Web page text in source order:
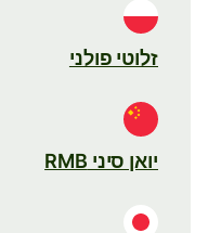
זלוטי פולני
יואן סיני RMB